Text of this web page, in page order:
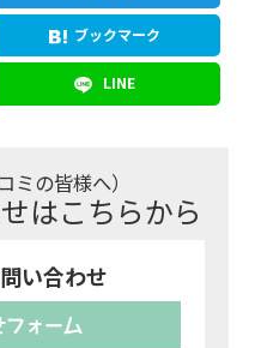
ブックマーク
LINE
ミの皆様へ）
はこちらから
い合わせ
フォーム